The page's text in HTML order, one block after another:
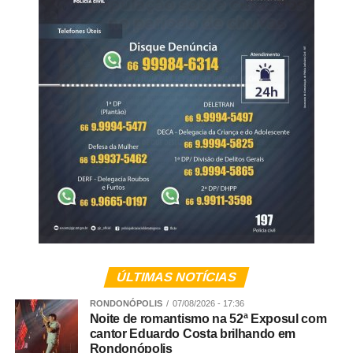
Web e nos pontos físicos: Calçados Bandeirantes, West
Country, loja TXC (Shopping), Padaria Vip e Sindicato
A 52ª Exposul é uma realização do Sindicato dos
Produtores Rurais de Rondonópolis e conta com o
patrocínio institucional do Senar MT, Aprosoja MT,
Famato, Governo do Estado de Mato Grosso, Prefeitura
Municipal e Câmara Municipal de Rondonópolis.
Veja Mais:
Fiscalização contra o Covid-19 foram
neste domingo (17)
Programação 52º Exposul – quinta-feira – 06/08
6h – Ordenha Oficial do 32º Torneio Leiteiro – Pavilhão
ÚLTIMAS NOTÍCIAS
RONDONÓPOLIS 07/08/2026 - 17:36
Noite de romantismo na 52ª Exposul com
cantor Eduardo Costa brilhando em
Rondonópolis